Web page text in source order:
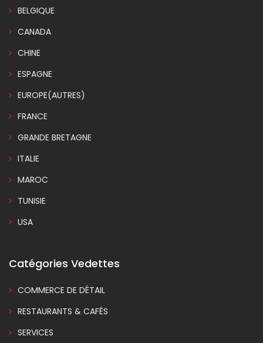
BELGIQUE
CANADA
CHINE
ESPAGNE
EUROPE(AUTRES)
FRANCE
GRANDE BRETAGNE
ITALIE
MAROC
TUNISIE
USA
Catégories Vedettes
COMMERCE DE DÉTAIL
RESTAURANTS & CAFÉS
SERVICES